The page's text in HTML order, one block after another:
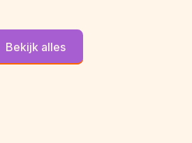
Bekijk alles